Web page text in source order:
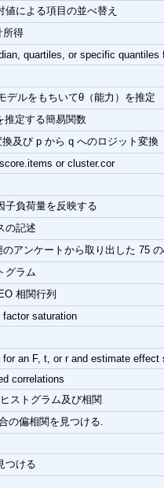
による項目の並べ替え
所得
quartiles, or specific
デルをもちいてθ（能力）を推定
推定する簡易関数
及び p から q へのロジット変換
or cluster.cor
子負荷量を反映する
の記述
アンケートから取り出した 75
グラム
相関行列
saturation
an F, t, or r and estimate effect
correlations
ストグラム及び相関
の偏相関を見つける.
つける